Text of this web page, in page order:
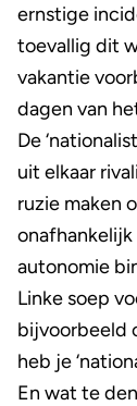
ernstige
toevallig dit
vakantie
dagen van
De
uit elkaar
ruzie maken
autonomie
Linke soep
bijvoorbeeld
heb je
En wat te